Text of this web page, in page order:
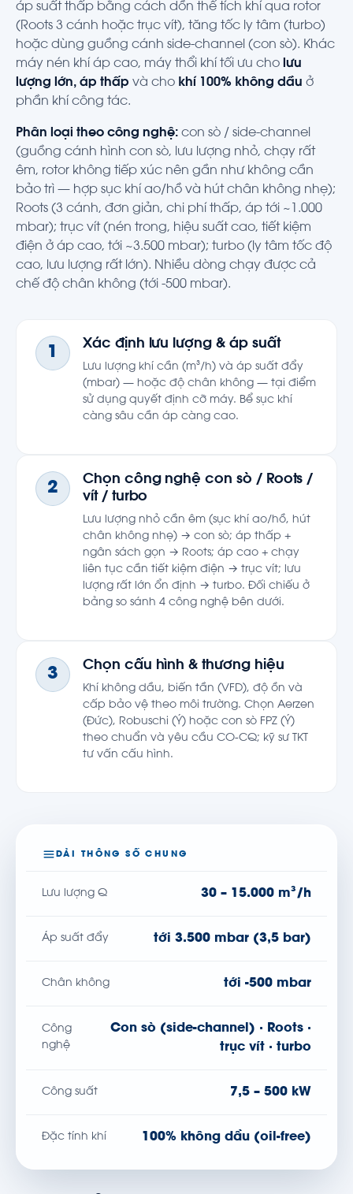
áp suất thấp bằng cách dồn thể tích khí qua rotor
(Roots 3 cánh hoặc trục vít), tăng tốc ly tâm (turbo)
hoặc dùng guồng cánh side-channel (con sò). Khác
máy nén khí áp cao, máy thổi khí tối ưu cho lưu
lượng lớn, áp thấp và cho khí 100% không dầu ở
phần khí công tác.
Phân loại theo công nghệ: con sò / side-channel
(guồng cánh hình con sò, lưu lượng nhỏ, chạy rất
êm, rotor không tiếp xúc nên gần như không cần
bảo trì — hợp sục khí ao/hồ và hút chân không nhẹ);
Roots (3 cánh, đơn giản, chi phí thấp, áp tới ~1.000
mbar); trục vít (nén trong, hiệu suất cao, tiết kiệm
điện ở áp cao, tới ~3.500 mbar); turbo (ly tâm tốc độ
cao, lưu lượng rất lớn). Nhiều dòng chạy được cả
chế độ chân không (tới -500 mbar).
1 Xác định lưu lượng & áp suất
Lưu lượng khí cần (m³/h) và áp suất đẩy
(mbar) — hoặc độ chân không — tại điểm
sử dụng quyết định cỡ máy. Bể sục khí
càng sâu cần áp càng cao.
2
Chọn công nghệ con sò / Roots /
vít / turbo
Lưu lượng nhỏ cần êm (sục khí ao/hồ, hút
chân không nhẹ) → con sò; áp thấp +
ngân sách gọn → Roots; áp cao + chạy
liên tục cần tiết kiệm điện → trục vít; lưu
lượng rất lớn ổn định → turbo. Đối chiếu ở
bảng so sánh 4 công nghệ bên dưới.
3 Chọn cấu hình & thương hiệu
Khí không dầu, biến tần (VFD), độ ồn và
cấp bảo vệ theo môi trường. Chọn Aerzen
(Đức), Robuschi (Ý) hoặc con sò FPZ (Ý)
theo chuẩn và yêu cầu CO-CQ; kỹ sư TKT
tư vấn cấu hình.
DẢI THÔNG SỐ CHUNG
Lưu lượng Q 30 – 15.000 m³/h
Áp suất đẩy tới 3.500 mbar (3,5 bar)
Chân không tới -500 mbar
Công
nghệ
Con sò (side-channel) · Roots ·
trục vít · turbo
Công suất 7,5 – 500 kW
Đặc tính khí 100% không dầu (oil-free)